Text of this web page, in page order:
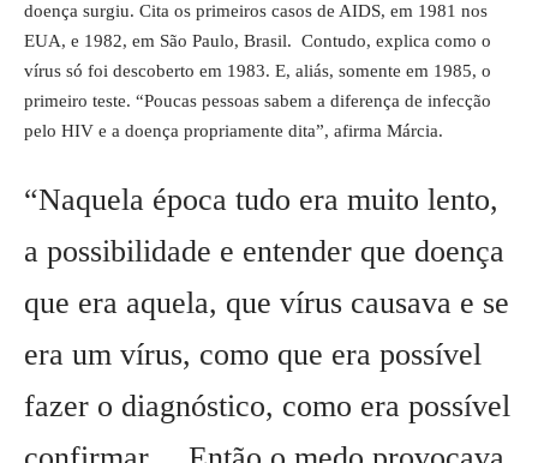
doença surgiu. Cita os primeiros casos de AIDS, em 1981 nos
EUA, e 1982, em São Paulo, Brasil. Contudo, explica como o
vírus só foi descoberto em 1983. E, aliás, somente em 1985, o
primeiro teste. “Poucas pessoas sabem a diferença de infecção
pelo HIV e a doença propriamente dita”, afirma Márcia.
“Naquela época tudo era muito lento,
a possibilidade e entender que doença
que era aquela, que vírus causava e se
era um vírus, como que era possível
fazer o diagnóstico, como era possível